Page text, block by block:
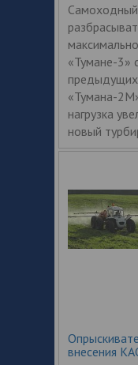
«Тумане-3»
«Тумана-
нагрузка
новый
внесения